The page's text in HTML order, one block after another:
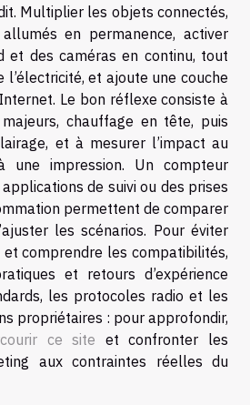
Multiplier les objets connectés,
en permanence, activer
et des caméras en continu, tout
l’électricité, et ajoute une couche
Le bon réflexe consiste à
chauffage en tête, puis
et à mesurer l’impact au
impression. Un compteur
de suivi ou des prises
permettent de comparer
les scénarios. Pour éviter
comprendre les compatibilités,
et retours d’expérience
les protocoles radio et les
propriétaires : pour approfondir,
ce site et confronter les
aux contraintes réelles du